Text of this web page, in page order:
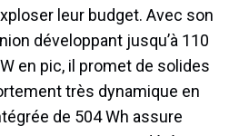
leur budget. Avec son
développant jusqu’à 110
en pic, il promet de solides
très dynamique en
de 504 Wh assure